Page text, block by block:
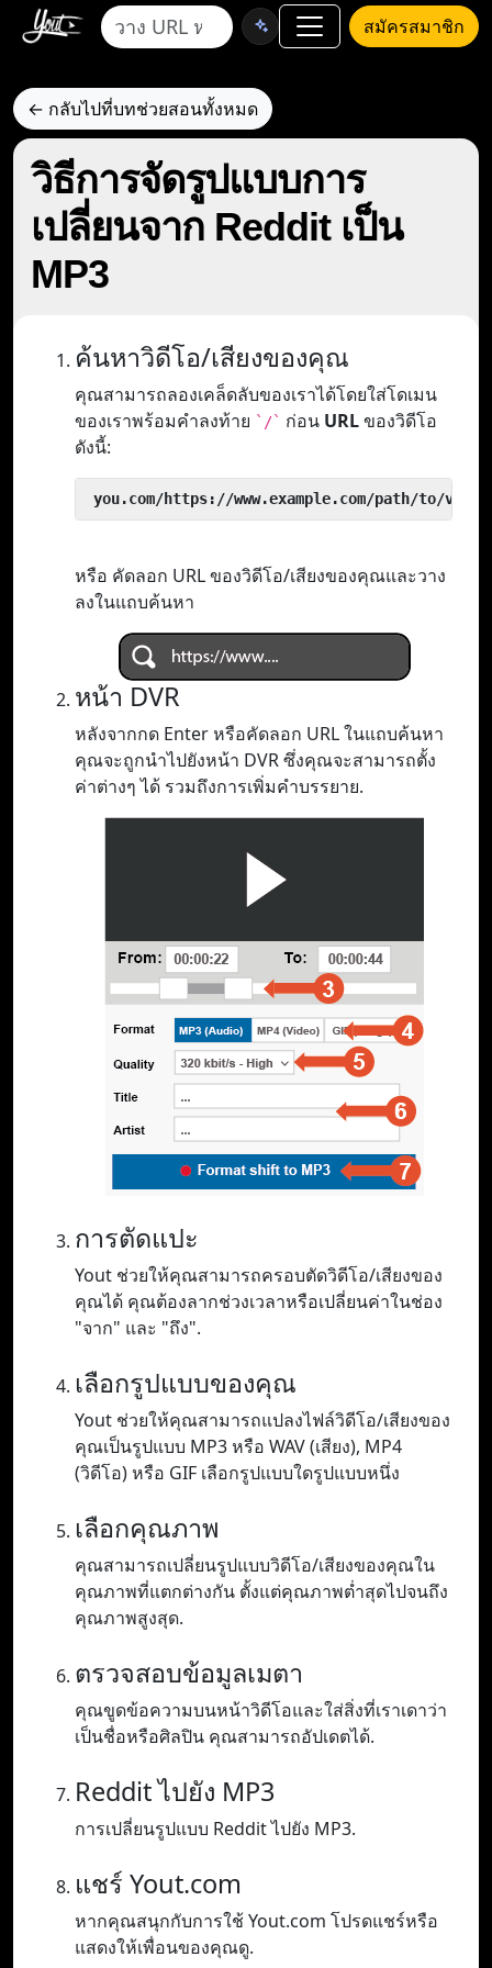
สมัครสมาชิก
← กลับไปที่บทช่วยสอนทั้งหมด
วิธีการจัดรูปแบบการ
เปลี่ยนจาก Reddit เป็น
MP3
ค้นหาวิดีโอ/เสียงของคุณ
คุณสามารถลองเคล็ดลับของเราได้โดยใส่โดเมน
ของเราพร้อมคำลงท้าย `/` ก่อน URLของวิดีโอ
ดังนี้:
you.com/https://www.example.com/path/to/video
หรือ คัดลอก URL ของวิดีโอ/เสียงของคุณและวาง
ลงในแถบค้นหา
หน้า DVR
หลังจากกด Enter หรือคัดลอก URL ในแถบค้นหา
คุณจะถูกนำไปยังหน้า DVR ซึ่งคุณจะสามารถตั้ง
ค่าต่างๆ ได้ รวมถึงการเพิ่มคำบรรยาย.
การตัดแปะ
Yout ช่วยให้คุณสามารถครอบตัดวิดีโอ/เสียงของ
คุณได้ คุณต้องลากช่วงเวลาหรือเปลี่ยนค่าในช่อง
"จาก" และ "ถึง".
เลือกรูปแบบของคุณ
Yout ช่วยให้คุณสามารถแปลงไฟล์วิดีโอ/เสียงของ
คุณเป็นรูปแบบ MP3 หรือ WAV (เสียง), MP4
(วิดีโอ) หรือ GIF เลือกรูปแบบใดรูปแบบหนึ่ง
เลือกคุณภาพ
คุณสามารถเปลี่ยนรูปแบบวิดีโอ/เสียงของคุณใน
คุณภาพที่แตกต่างกัน ตั้งแต่คุณภาพต่ำสุดไปจนถึง
คุณภาพสูงสุด.
ตรวจสอบข้อมูลเมตา
คุณขูดข้อความบนหน้าวิดีโอและใส่สิ่งที่เราเดาว่า
เป็นชื่อหรือศิลปิน คุณสามารถอัปเดตได้.
Reddit ไปยัง MP3
การเปลี่ยนรูปแบบ Reddit ไปยัง MP3.
แชร์ Yout.com
หากคุณสนุกกับการใช้ Yout.com โปรดแชร์หรือ
แสดงให้เพื่อนของคุณดู.